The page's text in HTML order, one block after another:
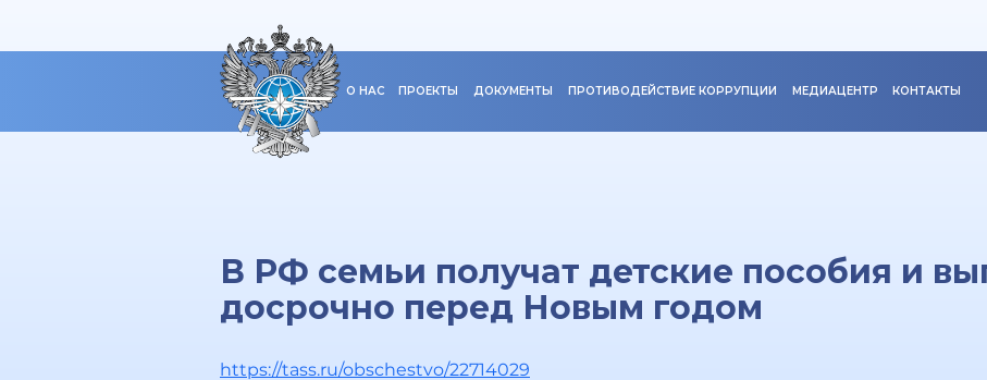
О НАС ПРОЕКТЫ ДОКУМЕНТЫ ПРОТИВОДЕЙСТВИЕ КОРРУПЦИИ МЕДИАЦЕНТР КОНТАКТЫ
В РФ семьи получат детские пособия и
досрочно перед Новым годом
https://tass.ru/obschestvo/22714029